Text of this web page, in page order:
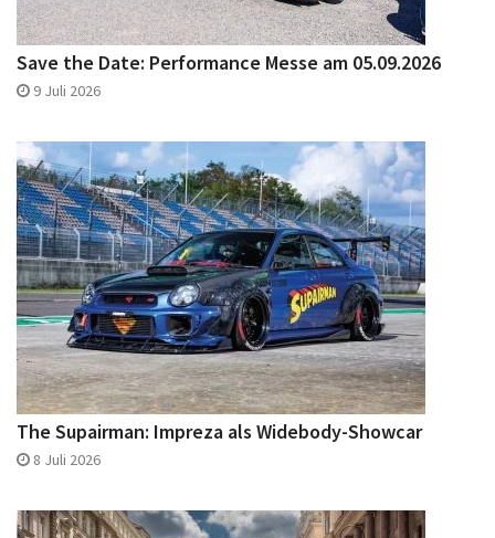
Save the Date: Performance Messe am 05.09.2026
9 Juli 2026
The Supairman: Impreza als Widebody-Showcar
8 Juli 2026